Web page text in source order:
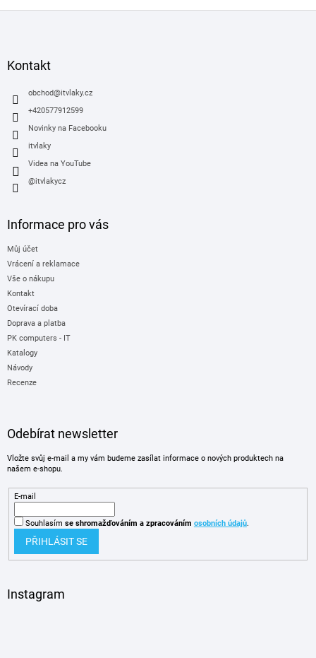
Kontakt
obchod@itvlaky.cz
+420577912599
Novinky na Facebooku
itvlaky
Videa na YouTube
@itvlakycz
Informace pro vás
Můj účet
Vrácení a reklamace
Vše o nákupu
Kontakt
Otevírací doba
Doprava a platba
PK computers - IT
Katalogy
Návody
Recenze
Odebírat newsletter
Vložte svůj e-mail a my vám budeme zasílat informace o nových produktech na
našem e-shopu.
E-mail
Souhlasím se shromažďováním a zpracováním osobních údajů.
PŘIHLÁSIT SE
Instagram